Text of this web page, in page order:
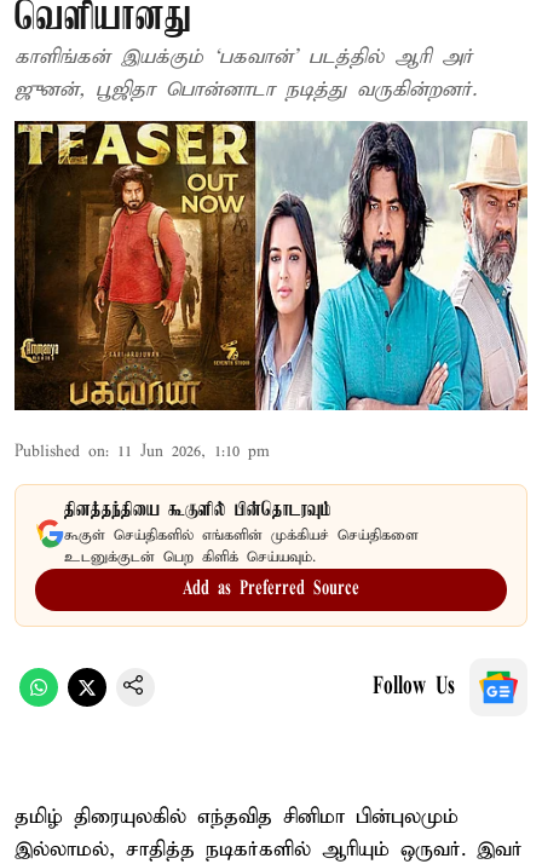
வெளியானது
காளிங்​கன் இயக்​கும் ‘பக​வான்’ படத்தில் ஆரி அர்​
ஜுனன், பூஜிதா பொன்​னா​டா நடித்து வருகின்றனர்.
Published on: 11 Jun 2026, 1:10 pm
தினத்தந்தியை கூகுளில் பின்தொடரவும்
கூகுள் செய்திகளில் எங்களின் முக்கியச் செய்திகளை
உடனுக்குடன் பெற கிளிக் செய்யவும்.
Add as Preferred Source
Follow Us
தமிழ் திரையுலகில் எந்தவித சினிமா பின்புலமும்
இல்லாமல், சாதித்த நடிகர்களில் ஆரியும் ஒருவர். இவர்